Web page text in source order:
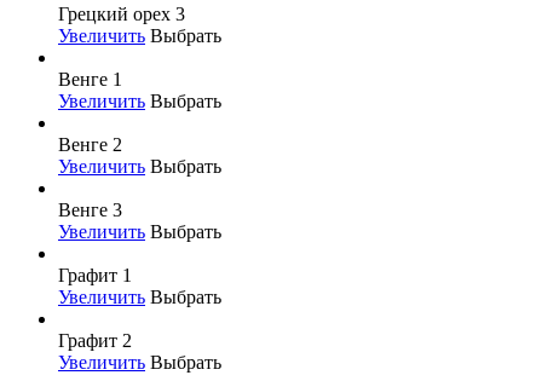
Грецкий орех 3
Увеличить Выбрать
Венге 1
Увеличить Выбрать
Венге 2
Увеличить Выбрать
Венге 3
Увеличить Выбрать
Графит 1
Увеличить Выбрать
Графит 2
Увеличить Выбрать